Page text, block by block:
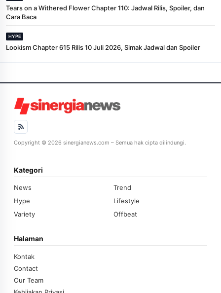
Tears on a Withered Flower Chapter 110: Jadwal Rilis, Spoiler, dan
Cara Baca
HYPE
Lookism Chapter 615 Rilis 10 Juli 2026, Simak Jadwal dan Spoiler
Copyright © 2026 sinergianews.com – Semua hak cipta dilindungi.
Kategori
News
Trend
Hype
Lifestyle
Variety
Offbeat
Halaman
Kontak
Contact
Our Team